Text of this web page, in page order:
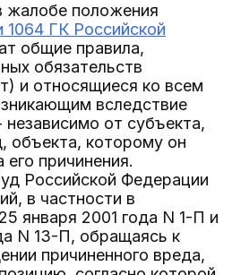
жалобе положения
1064 ГК Российской
общие правила,
обязательств
и относящиеся ко всем
вследствие
от субъекта,
объекта, которому он
его причинения.
Российской Федерации
в частности в
января 2001 года N 1-П и
N 13-П, обращаясь к
причиненного вреда,